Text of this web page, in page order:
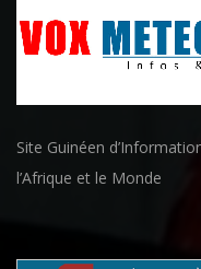
Site Guinéen
l’Afrique et le Monde